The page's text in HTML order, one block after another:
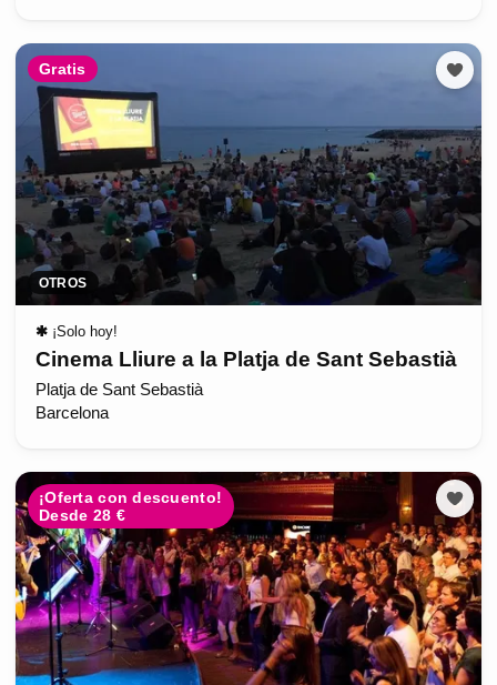
Gratis
OTROS
✱ ¡Solo hoy!
Cinema Lliure a la Platja de Sant Sebastià
Platja de Sant Sebastià
Barcelona
¡Oferta con descuento!
Desde 28 €